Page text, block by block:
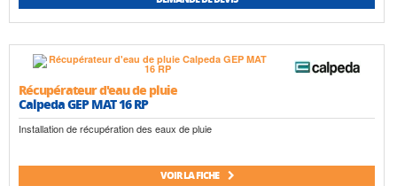
Récupérateur d'eau de pluie
Calpeda GEP MAT 16 RP
Installation de récupération des eaux de pluie
VOIR LA FICHE